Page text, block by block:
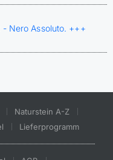
Nero Assoluto. +++
Naturstein A-Z
Lieferprogramm